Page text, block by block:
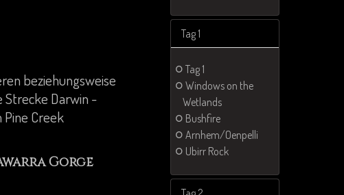
beziehungsweise
Strecke Darwin -
Creek
Gorge
Tag 1
Tag 1
Windows on the
Wetlands
Bushfire
Arnhem/Oenpelli
Ubirr Rock